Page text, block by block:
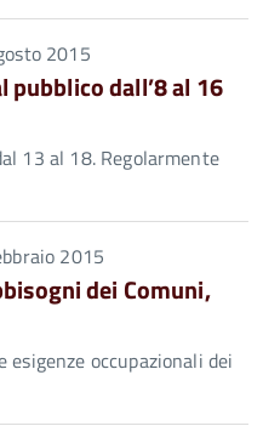
2015
dall’8 al 16
13 al 18. Regolarmente
2015
dei Comuni,
esigenze occupazionali dei